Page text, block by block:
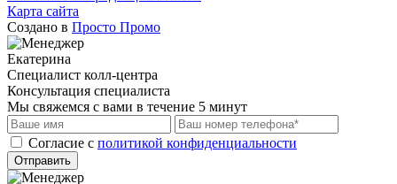
Карта сайта
Создано в Просто Промо
Екатерина
Специалист колл-центра
Консультация специалиста
Мы свяжемся с вами в течение 5 минут
Cогласие с политикой конфиденциальности
Отправить